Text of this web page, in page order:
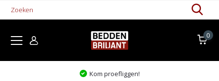
0
Kom proefliggen!